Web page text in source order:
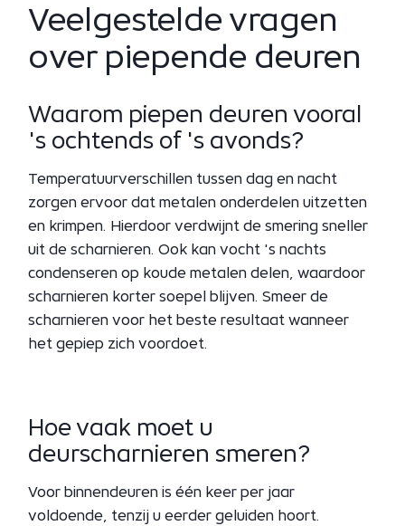
Veelgestelde vragen
over piepende deuren
Waarom piepen deuren vooral
's ochtends of 's avonds?
Temperatuurverschillen tussen dag en nacht
zorgen ervoor dat metalen onderdelen uitzetten
en krimpen. Hierdoor verdwijnt de smering sneller
uit de scharnieren. Ook kan vocht 's nachts
condenseren op koude metalen delen, waardoor
scharnieren korter soepel blijven. Smeer de
scharnieren voor het beste resultaat wanneer
het gepiep zich voordoet.
Hoe vaak moet u
deurscharnieren smeren?
Voor binnendeuren is één keer per jaar
voldoende, tenzij u eerder geluiden hoort.